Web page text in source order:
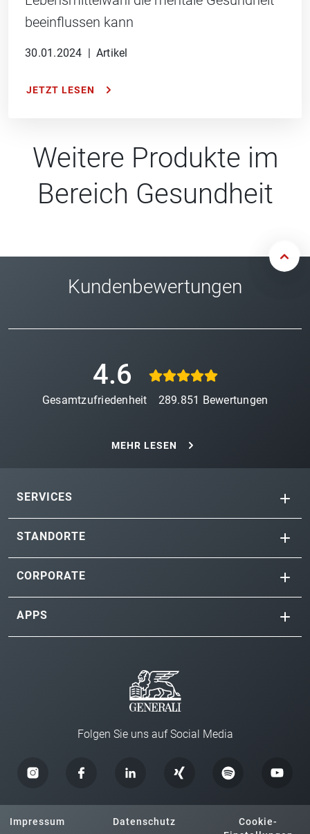
beeinflussen kann
30.01.2024 Artikel
JETZT LESEN
Weitere Produkte im
Bereich Gesundheit
Kundenbewertungen
4.6
Gesamtzufriedenheit 289.851 Bewertungen
MEHR LESEN
SERVICES
STANDORTE
CORPORATE
APPS
Folgen Sie uns auf Social Media
Impressum Datenschutz
Cookie-